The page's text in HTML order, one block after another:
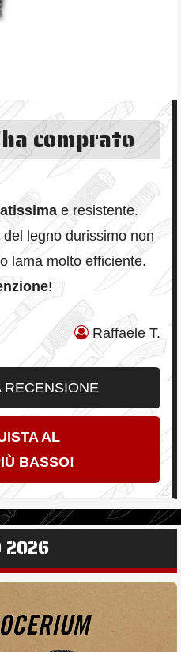
comprato
e resistente.
legno durissimo non
lama molto efficiente.
!
Raffaele T.
RECENSIONE
AL
BASSO!
2026